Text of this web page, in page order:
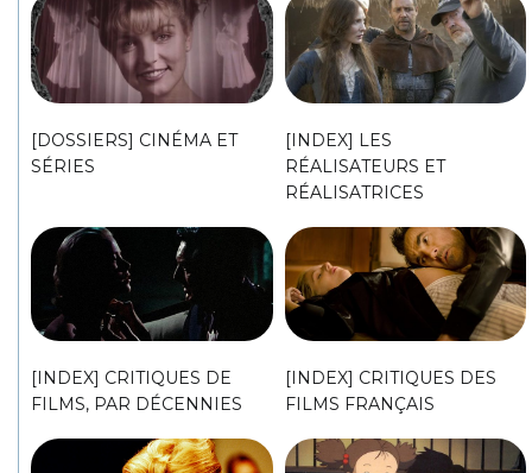
[DOSSIERS] CINÉMA ET
SÉRIES
[INDEX] LES
RÉALISATEURS ET
RÉALISATRICES
[INDEX] CRITIQUES DE
FILMS, PAR DÉCENNIES
[INDEX] CRITIQUES DES
FILMS FRANÇAIS